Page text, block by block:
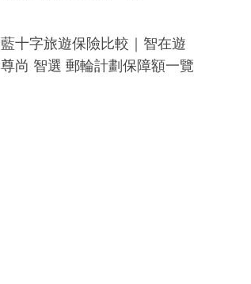
藍十字旅遊保險比較｜智在遊
尊尚 智選 郵輪計劃保障額一覽